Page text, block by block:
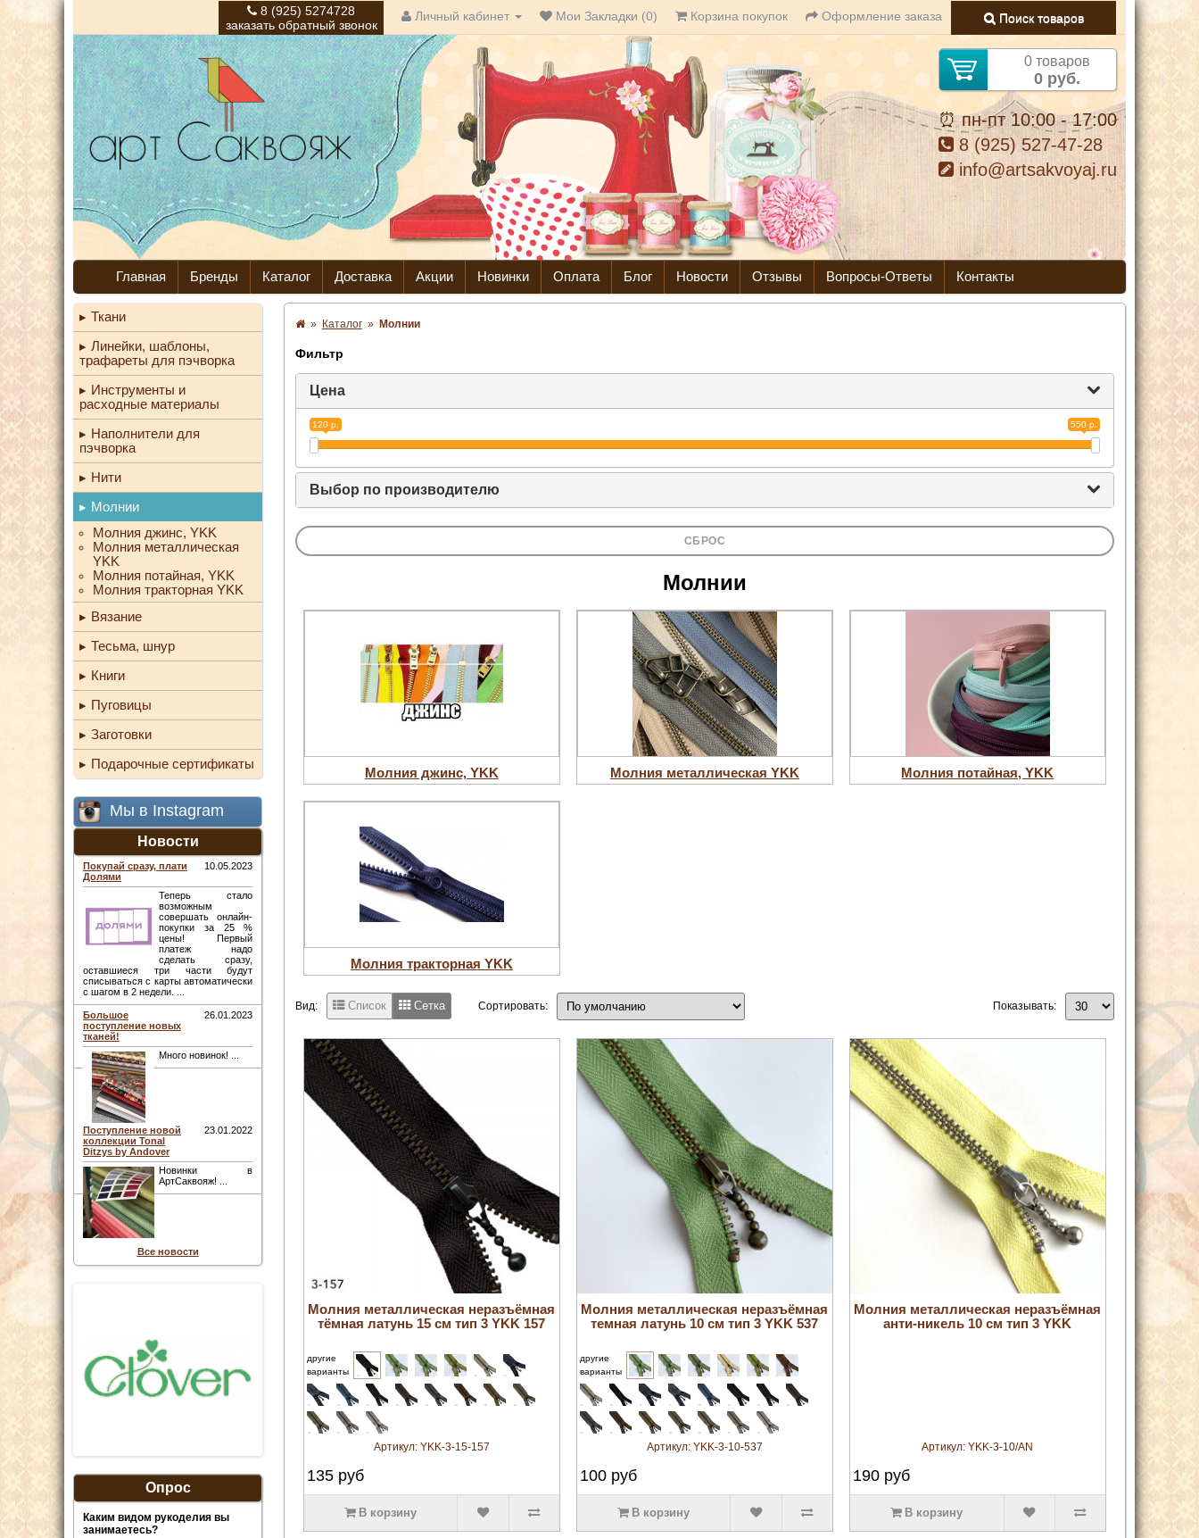
8 (925) 5274728
заказать обратный звонок
Личный кабинет Мои Закладки (0) Корзина покупок Оформление заказа Поиск товаров
0 товаров
0 руб.
⏰ пн-пт 10:00 - 17:00
8 (925) 527-47-28
info@artsakvoyaj.ru
Главная Бренды Каталог Доставка Акции Новинки Оплата Блог Новости Отзывы Вопросы-Ответы Контакты
Ткани
Линейки, шаблоны,
трафареты для пэчворка
Инструменты и
расходные материалы
Наполнители для
пэчворка
Нити
Молнии
Молния джинс, YKK
Молния металлическая
YKK
Молния потайная, YKK
Молния тракторная YKK
Вязание
Тесьма, шнур
Книги
Пуговицы
Заготовки
Подарочные сертификаты
Мы в Instagram
Новости
Покупай сразу, плати
Долями
10.05.2023
Теперь стало
возможным
совершать онлайн-
покупки за 25 %
цены! Первый
платеж надо
сделать сразу,
оставшиеся три части будут
списываться с карты автоматически
с шагом в 2 недели. ...
Большое
поступление новых
тканей!
26.01.2023
Много новинок! ...
Поступление новой
коллекции Tonal
Ditzys by Andover
23.01.2022
Новинки в
АртСаквояж! ...
Все новости
Опрос
Каким видом рукоделия вы
занимаетесь?
» Каталог » Молнии
Фильтр
Цена
120 р. 550 р.
Выбор по производителю
СБРОС
Молнии
Молния джинс, YKK Молния металлическая YKK Молния потайная, YKK
Молния тракторная YKK
Вид: Список Сетка Сортировать: Показывать:
увеличить
Молния металлическая неразъёмная
тёмная латунь 15 см тип 3 YKK 157
другие
варианты
Артикул: YKK-3-15-157
135руб
В корзину
увеличить
Молния металлическая неразъёмная
темная латунь 10 см тип 3 YKK 537
другие
варианты
Артикул: YKK-3-10-537
100 руб
В корзину
увеличить
Молния металлическая неразъёмная
анти-никель 10 см тип 3 YKK
Артикул:YKK-3-10/AN
190 руб
В корзину